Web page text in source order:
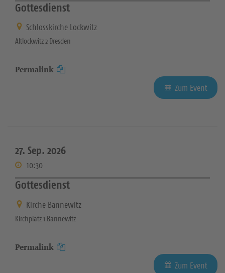
Gottesdienst
Schlosskirche Lockwitz
Altlockwitz 2 Dresden
Permalink
Zum Event
27. Sep. 2026
10:30
Gottesdienst
Kirche Bannewitz
Kirchplatz 1 Bannewitz
Permalink
Zum Event